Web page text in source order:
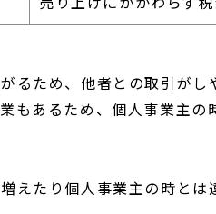
るため、他者との取引がし
もあるため、個人事業主
えたり個人事業主の時とは